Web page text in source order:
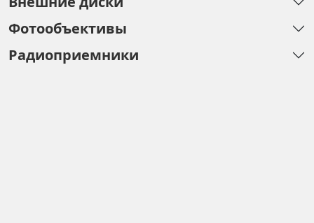
Фотообъективы
Радиоприемники